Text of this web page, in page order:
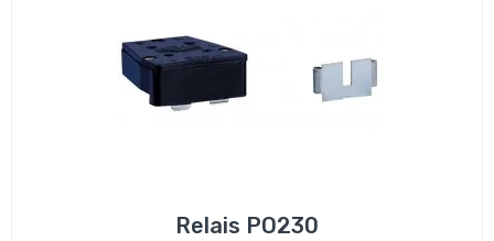
Relais PO230